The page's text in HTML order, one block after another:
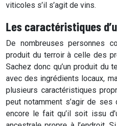
viticoles s’il s’agit de vins.
Les caractéristiques
De nombreuses personnes
produit du terroirà celle des
Sachez donc qu’un produit du
avec des ingrédients locaux,
plusieurs caractéristiques
peut notamment s’agir de
encore le fait qu’il soit issu